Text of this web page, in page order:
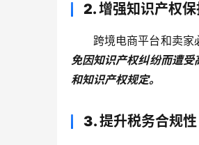
2. 增强知识产权
跨境电商平台和卖家
免因知识产权纠纷而遭
和知识产权规定。
3. 提升税务合规性